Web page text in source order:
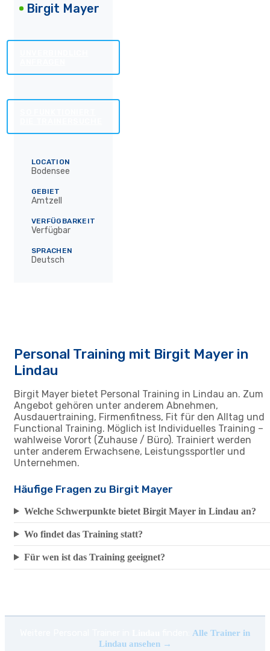
Birgit Mayer
LOCATION
Bodensee
GEBIET
Amtzell
VERFÜGBARKEIT
Verfügbar
SPRACHEN
Deutsch
Personal Training mit Birgit Mayer in
Lindau
Birgit Mayer bietet Personal Training in Lindau an. Zum
Angebot gehören unter anderem Abnehmen,
Ausdauertraining, Firmenfitness, Fit für den Alltag und
Functional Training. Möglich ist Individuelles Training –
wahlweise Vorort (Zuhause / Büro). Trainiert werden
unter anderem Erwachsene, Leistungssportler und
Unternehmen.
Häufige Fragen zu Birgit Mayer
Welche Schwerpunkte bietet Birgit Mayer in Lindau an?
Wo findet das Training statt?
Für wen ist das Training geeignet?
Alle Trainer in
Lindau ansehen →